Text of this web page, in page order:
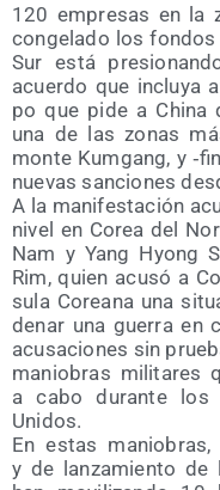
120 empre­sas en la
con­ge­la­do los fon­dos
Sur está
acuer­do que inclu­ya
po que pide a Chi­na
una de las zonas
mon­te Kum­gang, y
nue­vas san­cio­nes
A la mani­fes­ta­ción
nivel en Corea del
Nam y Yang Hyong
Rim, quien acu­só a
su­la Corea­na una
de­nar una gue­rra en
acu­sa­cio­nes sin
manio­bras mili­ta­res
a cabo duran­te los
Unidos.
En estas
y de lan­za­mien­to de